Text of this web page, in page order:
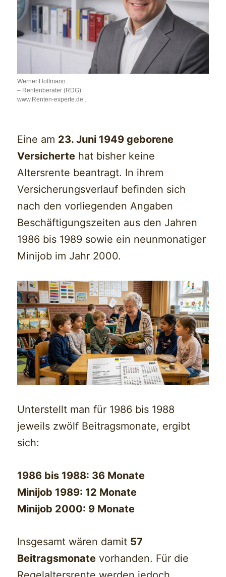
Werner Hoffmann.
– Rentenberater (RDG).
www.Renten-experte.de .
Eine am 23. Juni 1949 geborene
Versicherte hat bisher keine
Altersrente beantragt. In ihrem
Versicherungsverlauf befinden sich
nach den vorliegenden Angaben
Beschäftigungszeiten aus den Jahren
1986 bis 1989 sowie ein neunmonatiger
Minijob im Jahr 2000.
Unterstellt man für 1986 bis 1988
jeweils zwölf Beitragsmonate, ergibt
sich:
1986 bis 1988: 36 Monate
Minijob 1989: 12 Monate
Minijob 2000: 9 Monate
Insgesamt wären damit 57
Beitragsmonate vorhanden. Für die